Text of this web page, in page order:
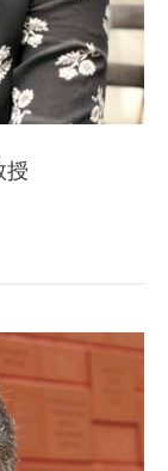
授